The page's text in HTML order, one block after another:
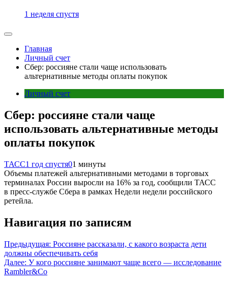
1 неделя спустя
Главная
Личный счет
Сбер: россияне стали чаще использовать
альтернативные методы оплаты покупок
Личный счет
Сбер: россияне стали чаще
использовать альтернативные методы
оплаты покупок
ТАСС1 год спустя01 минуты
Объемы платежей альтернативными методами в торговых
терминалах России выросли на 16% за год, сообщили ТАСС
в пресс-службе Сбера в рамках Недели недели российского
ретейла.
Навигация по записям
Предыдущая: Россияне рассказали, с какого возраста дети
должны обеспечивать себя
Далее: У кого россияне занимают чаще всего — исследование
Rambler&Co